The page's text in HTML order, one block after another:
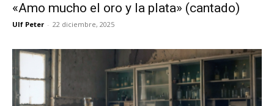
«Amo mucho el oro y la plata» (cantado)
Ulf Peter - 22 diciembre, 2025